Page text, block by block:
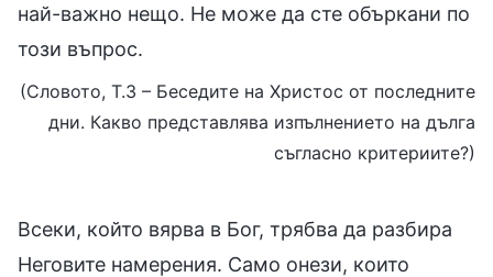
най-важно нещо. Не може да сте объркани по
този въпрос.
(Словото, Т.3 – Беседите на Христос от последните
дни. Какво представлява изпълнението на дълга
съгласно критериите?)
Всеки, който вярва в Бог, трябва да разбира
Неговите намерения. Само онези, които